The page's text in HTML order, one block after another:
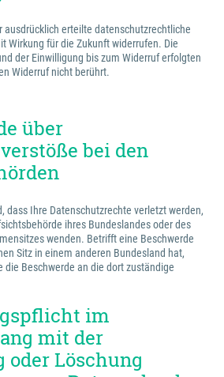
ausdrücklich erteilte datenschutzrechtliche
Wirkung für die Zukunft widerrufen. Die
der Einwilligung bis zum Widerruf erfolgten
Widerruf nicht berührt.
über
bei den
dass Ihre Datenschutzrechte verletzt werden,
ihres Bundeslandes oder des
wenden. Betrifft eine Beschwerde
Sitz in einem anderen Bundesland hat,
die Beschwerde an die dort zuständige
im
mit der
Löschung